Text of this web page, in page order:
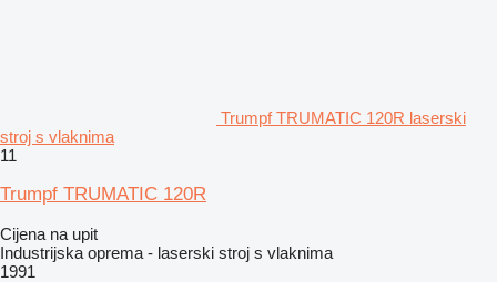
Trumpf TRUMATIC 120R laserski
stroj s vlaknima
11
Trumpf TRUMATIC 120R
Cijena na upit
Industrijska oprema - laserski stroj s vlaknima
1991